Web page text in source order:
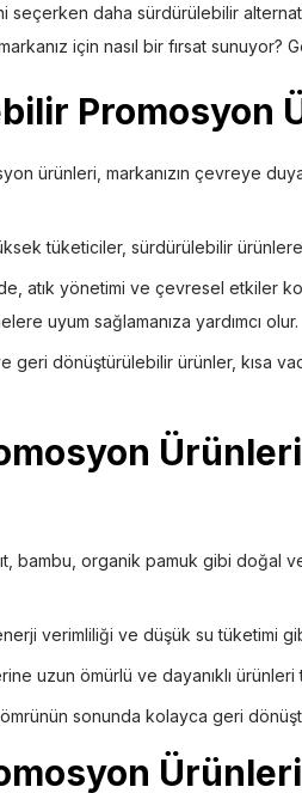
seçerken daha sürdürülebilir
için nasıl bir fırsat sunuyor?
Promosyon
ürünleri, markanızın çevreye
tüketiciler, sürdürülebilir
atık yönetimi ve çevresel etkiler
uyum sağlamanıza yardımcı olur.
geri dönüştürülebilir ürünler, kısa
Ürünleri
bambu, organik pamuk gibi doğal
verimliliği ve düşük su tüketimi
uzun ömürlü ve dayanıklı
sonunda kolayca geri